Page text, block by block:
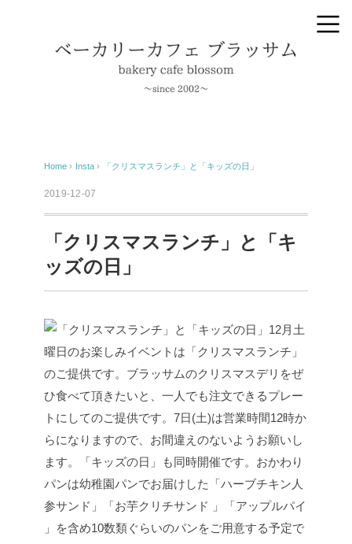
Home › Insta › 「クリスマスランチ」と「キッズの日」
2019-12-07
「クリスマスランチ」と「キ
ッズの日」